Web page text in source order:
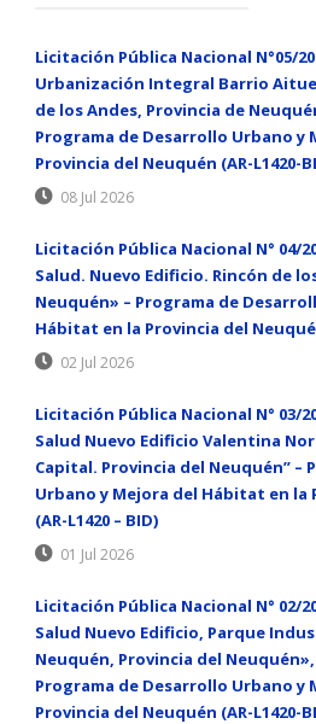
Licitación Pública Nacional N°05/
Urbanización Integral Barrio
de los Andes, Provincia de
Programa de Desarrollo Urbano y
Provincia del Neuquén (AR-L1420-
08 Jul 2026
Licitación Pública Nacional N° 04/
Salud. Nuevo Edificio. Rincón de
Neuquén» – Programa de
Hábitat en la Provincia del
02 Jul 2026
Licitación Pública Nacional N° 03/
Salud Nuevo Edificio Valentina
Capital. Provincia del Neuquén” –
Urbano y Mejora del Hábitat en la
(AR-L1420 – BID)
01 Jul 2026
Licitación Pública Nacional N° 02/
Salud Nuevo Edificio, Parque
Neuquén, Provincia del
Programa de Desarrollo Urbano y
Provincia del Neuquén (AR-L1420-